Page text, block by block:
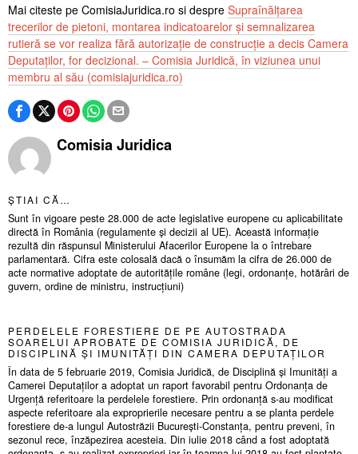
Mai citeste pe ComisiaJuridica.ro si despre Supraînălțarea
trecerilor de pietoni, montarea indicatoarelor și semnalizarea
rutieră se vor realiza fără autorizație de construcție a decis Camera
Deputaților, for decizional. – Comisia Juridică, în viziunea unui
membru al său (comisiajuridica.ro)
Comisia Juridica
ȘTIAI CĂ…
Sunt în vigoare peste 28.000 de acte legislative europene cu aplicabilitate
directă în România (regulamente și decizii al UE). Această informație
rezultă din răspunsul Ministerului Afacerilor Europene la o întrebare
parlamentară. Cifra este colosală dacă o însumăm la cifra de 26.000 de
acte normative adoptate de autoritățile române (legi, ordonanțe, hotărâri de
guvern, ordine de ministru, instrucțiuni)
PERDELELE FORESTIERE DE PE AUTOSTRADA
SOARELUI APROBATE DE COMISIA JURIDICĂ, DE
DISCIPLINĂ ȘI IMUNITĂȚI DIN CAMERA DEPUTAȚILOR
În data de 5 februarie 2019, Comisia Juridică, de Disciplină și Imunități a
Camerei Deputaților a adoptat un raport favorabil pentru Ordonanța de
Urgență referitoare la perdelele forestiere. Prin ordonanță s-au modificat
aspecte referitoare ala exproprierile necesare pentru a se planta perdele
forestiere de-a lungul Autostrăzii București-Constanța, pentru preveni, în
sezonul rece, înzăpezirea acesteia. Din iulie 2018 când a fost adoptată